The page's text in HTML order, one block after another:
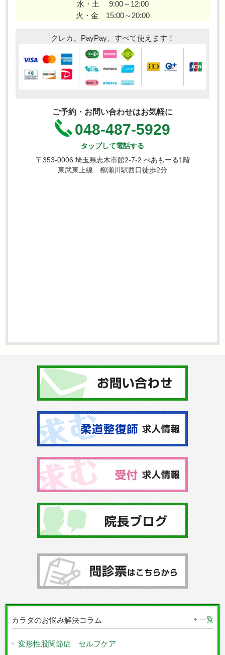
水・土 9:00～12:00
火・金 15:00～20:00
クレカ、PayPay、すべて使えます！
ご予約・お問い合わせはお気軽に
048-487-5929
タップして電話する
〒353-0006 埼玉県志木市館2-7-2 ぺあもーる1階
東武東上線 柳瀬川駅西口徒歩2分
カラダのお悩み解決コラム 一覧
変形性股関節症 セルフケア